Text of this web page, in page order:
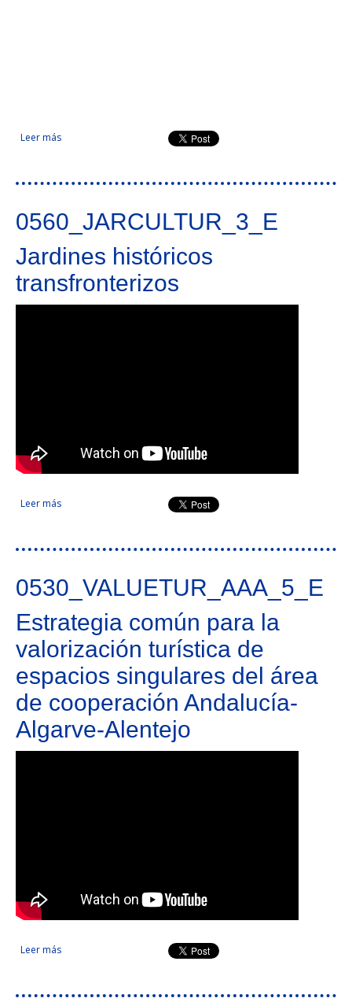
Leer más sobre Territórios musicais
0560_JARCULTUR_3_E
Jardines históricos
transfronterizos
Leer más sobre Jardines históricos transfronterizos
0530_VALUETUR_AAA_5_E
Estrategia común para la
valorización turística de
espacios singulares del área
de cooperación Andalucía-
Algarve-Alentejo
Leer más sobre Estrategia común para la valorización turística de
espacios singulares del área de cooperación Andalucía-